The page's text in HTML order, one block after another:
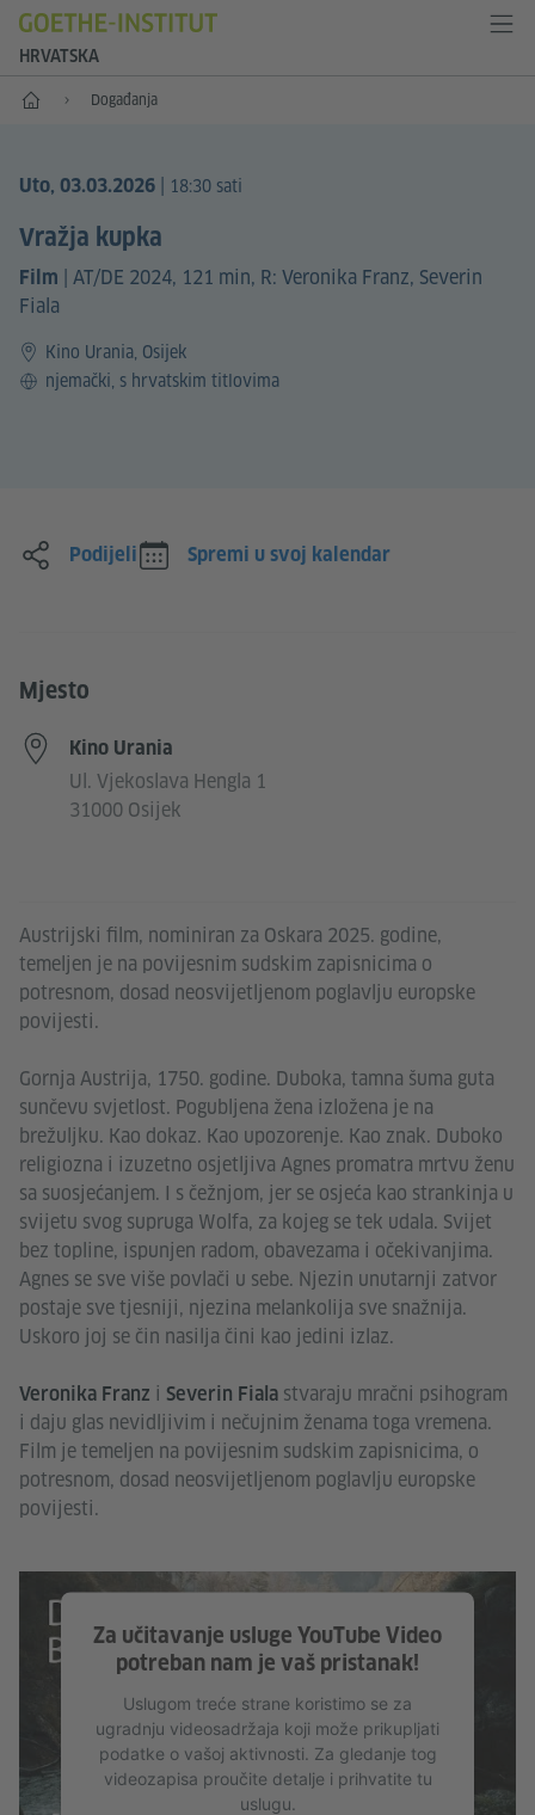
HRVATSKA
Početna Događanja
Uto, 03.03.2026 18:30 sati
Vražja kupka
Film | AT/DE 2024, 121 min, R: Veronika Franz, Severin
Fiala
Kino Urania, Osijek
Jeziknjemački, s hrvatskim titlovima
Austrijski film, nominiran za Oskara 2025. godine,
temeljen je na povijesnim sudskim zapisnicima o
potresnom, dosad neosvijetljenom poglavlju europske
povijesti.
Gornja Austrija, 1750. godine. Duboka, tamna šuma guta
sunčevu svjetlost. Pogubljena žena izložena je na
brežuljku. Kao dokaz. Kao upozorenje. Kao znak. Duboko
religiozna i izuzetno osjetljiva Agnes promatra mrtvu ženu
sa suosjećanjem. I s čežnjom, jer se osjeća kao strankinja u
svijetu svog supruga Wolfa, za kojeg se tek udala. Svijet
bez topline, ispunjen radom, obavezama i očekivanjima.
Agnes se sve više povlači u sebe. Njezin unutarnji zatvor
postaje sve tjesniji, njezina melankolija sve snažnija.
Uskoro joj se čin nasilja čini kao jedini izlaz.
Veronika Franz i Severin Fiala stvaraju mračni psihogram
i daju glas nevidljivim i nečujnim ženama toga vremena.
Film je temeljen na povijesnim sudskim zapisnicima, o
potresnom, dosad neosvijetljenom poglavlju europske
povijesti.
Za učitavanje usluge YouTube Video
potreban nam je vaš pristanak!
Uslugom treće strane koristimo se za
ugradnju videosadržaja koji može prikupljati
podatke o vašoj aktivnosti. Za gledanje tog
videozapisa proučite detalje i prihvatite tu
uslugu.
Podijeli Spremi u svoj kalendar
Mjesto
Kino Urania
Ul. Vjekoslava Hengla 1
31000 Osijek